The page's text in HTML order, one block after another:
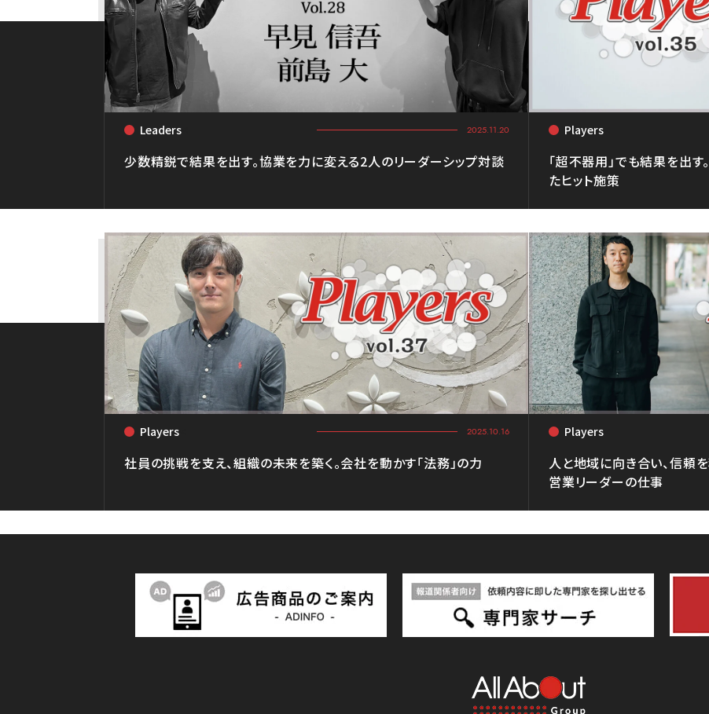
Leaders 2025.11.20
少数精鋭で結果を出す。協業を力に変える2人のリーダーシップ対談
Players
「超不器用」でも結果を出
たヒット施策
Players 2025.10.16
社員の挑戦を支え、組織の未来を築く。会社を動かす「法務」の力
Players
人と地域に向き合い、信頼
営業リーダーの仕事